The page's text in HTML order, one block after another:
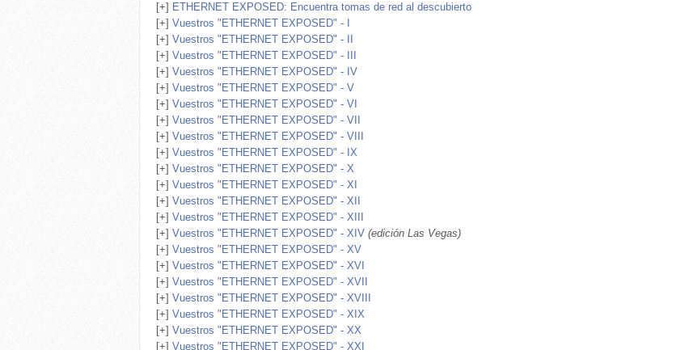
[+] ETHERNET EXPOSED: Encuentra tomas de red al descubierto
[+] Vuestros "ETHERNET EXPOSED" - I
[+] Vuestros "ETHERNET EXPOSED" - II
[+] Vuestros "ETHERNET EXPOSED" - III
[+] Vuestros "ETHERNET EXPOSED" - IV
[+] Vuestros "ETHERNET EXPOSED" - V
[+] Vuestros "ETHERNET EXPOSED" - VI
[+] Vuestros "ETHERNET EXPOSED" - VII
[+] Vuestros "ETHERNET EXPOSED" - VIII
[+] Vuestros "ETHERNET EXPOSED" - IX
[+] Vuestros "ETHERNET EXPOSED" - X
[+] Vuestros "ETHERNET EXPOSED" - XI
[+] Vuestros "ETHERNET EXPOSED" - XII
[+] Vuestros "ETHERNET EXPOSED" - XIII
[+] Vuestros "ETHERNET EXPOSED" - XIV (edición Las Vegas)
[+] Vuestros "ETHERNET EXPOSED" - XV
[+] Vuestros "ETHERNET EXPOSED" - XVI
[+] Vuestros "ETHERNET EXPOSED" - XVII
[+] Vuestros "ETHERNET EXPOSED" - XVIII
[+] Vuestros "ETHERNET EXPOSED" - XIX
[+] Vuestros "ETHERNET EXPOSED" - XX
[+] Vuestros "ETHERNET EXPOSED" - XXI